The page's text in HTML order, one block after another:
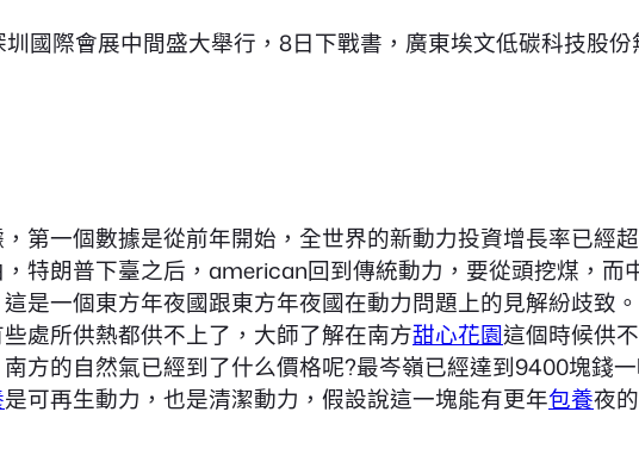
國際會展中間盛大舉行，8日下戰書，廣東埃文低碳科技股
第一個數據是從前年開始，全世界的新動力投資增長率已經
特朗普下臺之后，american回到傳統動力，要從頭挖煤，而
是一個東方年夜國跟東方年夜國在動力問題上的見解紛歧致
處所供熱都供不上了，大師了解在南方甜心花園這個時候供
方的自然氣已經到了什么價格呢?最岑嶺已經達到9400塊錢
是可再生動力，也是清潔動力，假設說這一塊能有更年包養夜